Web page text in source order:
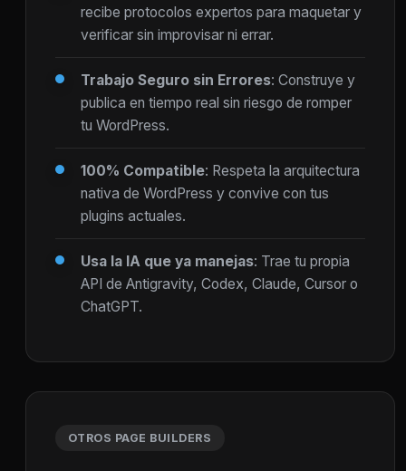
recibe protocolos expertos para maquetar y
verificar sin improvisar ni errar.
Trabajo Seguro sin Errores: Construye y
publica en tiempo real sin riesgo de romper
tu WordPress.
100% Compatible: Respeta la arquitectura
nativa de WordPress y convive con tus
plugins actuales.
Usa la IA que ya manejas: Trae tu propia
API de Antigravity, Codex, Claude, Cursor o
ChatGPT.
OTROS PAGE BUILDERS